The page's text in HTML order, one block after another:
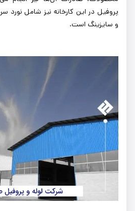
پروفیل در این کارخانه نیز شامل نورد
و سایزینگ است.